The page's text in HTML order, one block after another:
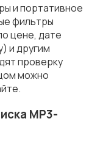
и портативное
фильтры
цене, дате
и другим
проверку
можно
MP3-